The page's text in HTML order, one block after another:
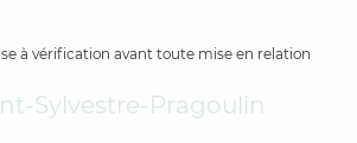
à vérification avant toute mise en relation
Sylvestre-Pragoulin